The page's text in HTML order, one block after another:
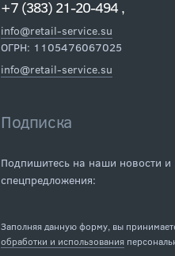
+7 (383) 21-20-494 ,
info@retail-service.su
ОГРН: 1105476067025
info@retail-service.su
Подписка
Подпишитесь на наши новости и
спецпредложения:
Заполняя данную форму, вы
обработки и использования